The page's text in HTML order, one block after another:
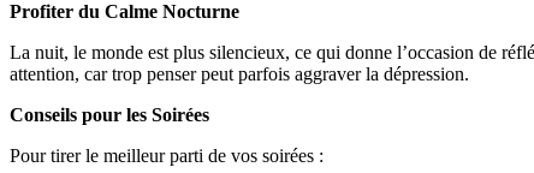
Profiter du Calme Nocturne
La nuit, le monde est plus silencieux, ce qui donne l’occasion de
attention, car trop penser peut parfois aggraver la dépression.
Conseils pour les Soirées
Pour tirer le meilleur parti de vos soirées :